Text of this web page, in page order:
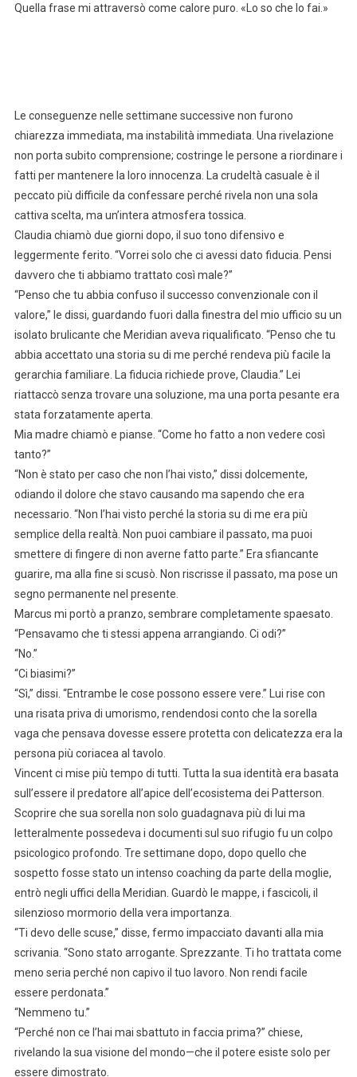
Quella frase mi attraversò come calore puro. «Lo so che lo fai.»
Le conseguenze nelle settimane successive non furono
chiarezza immediata, ma instabilità immediata. Una rivelazione
non porta subito comprensione; costringe le persone a riordinare i
fatti per mantenere la loro innocenza. La crudeltà casuale è il
peccato più difficile da confessare perché rivela non una sola
cattiva scelta, ma un’intera atmosfera tossica.
Claudia chiamò due giorni dopo, il suo tono difensivo e
leggermente ferito. “Vorrei solo che ci avessi dato fiducia. Pensi
davvero che ti abbiamo trattato così male?”
“Penso che tu abbia confuso il successo convenzionale con il
valore,” le dissi, guardando fuori dalla finestra del mio ufficio su un
isolato brulicante che Meridian aveva riqualificato. “Penso che tu
abbia accettato una storia su di me perché rendeva più facile la
gerarchia familiare. La fiducia richiede prove, Claudia.” Lei
riattaccò senza trovare una soluzione, ma una porta pesante era
stata forzatamente aperta.
Mia madre chiamò e pianse. “Come ho fatto a non vedere così
tanto?”
“Non è stato per caso che non l’hai visto,” dissi dolcemente,
odiando il dolore che stavo causando ma sapendo che era
necessario. “Non l’hai visto perché la storia su di me era più
semplice della realtà. Non puoi cambiare il passato, ma puoi
smettere di fingere di non averne fatto parte.” Era sfiancante
guarire, ma alla fine si scusò. Non riscrisse il passato, ma pose un
segno permanente nel presente.
Marcus mi portò a pranzo, sembrare completamente spaesato.
“Pensavamo che ti stessi appena arrangiando. Ci odi?”
“No.”
“Ci biasimi?”
“Sì,” dissi. “Entrambe le cose possono essere vere.” Lui rise con
una risata priva di umorismo, rendendosi conto che la sorella
vaga che pensava dovesse essere protetta con delicatezza era la
persona più coriacea al tavolo.
Vincent ci mise più tempo di tutti. Tutta la sua identità era basata
sull’essere il predatore all’apice dell’ecosistema dei Patterson.
Scoprire che sua sorella non solo guadagnava più di lui ma
letteralmente possedeva i documenti sul suo rifugio fu un colpo
psicologico profondo. Tre settimane dopo, dopo quello che
sospetto fosse stato un intenso coaching da parte della moglie,
entrò negli uffici della Meridian. Guardò le mappe, i fascicoli, il
silenzioso mormorio della vera importanza.
“Ti devo delle scuse,” disse, fermo impacciato davanti alla mia
scrivania. “Sono stato arrogante. Sprezzante. Ti ho trattata come
meno seria perché non capivo il tuo lavoro. Non rendi facile
essere perdonata.”
“Nemmeno tu.”
“Perché non ce l’hai mai sbattuto in faccia prima?” chiese,
rivelando la sua visione del mondo—che il potere esiste solo per
essere dimostrato.